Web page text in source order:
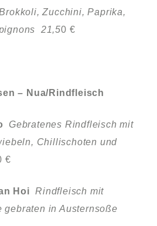
Zucchini, Paprika,
21,50 €
– Nua/Rindfleisch
Gebratenes Rindfleisch mit
Chillischoten und
€
Hoi
Rindfleisch mit
gebraten in Austernsoße